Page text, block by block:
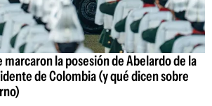
la posesión de Abelardo de la
de Colombia (y qué dicen sobre